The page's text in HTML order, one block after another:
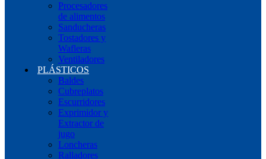
Procesadores
de alimentos
Sanducheras
Tostadores y
Wafleras
Ventiladores
PLÁSTICOS
Baldes
Cubreplatos
Escurridores
Exprimidor y
Extractor de
jugo
Loncheras
Ralladores